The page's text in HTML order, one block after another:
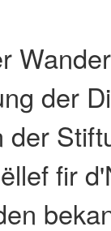
der
fir